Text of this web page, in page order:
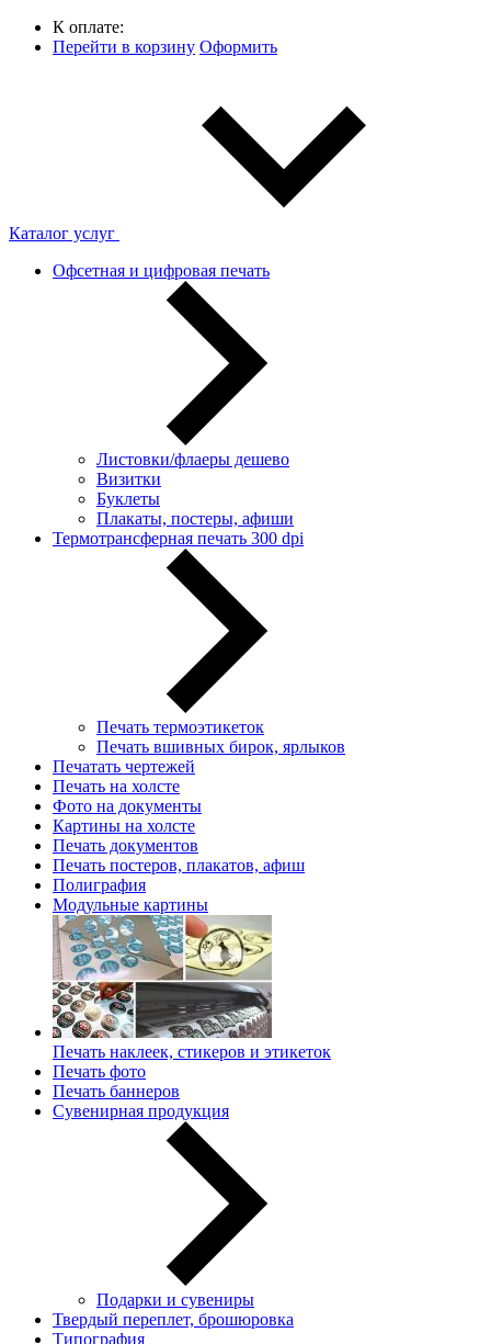
К оплате:
Перейти в корзину Оформить
Каталог услуг
Офсетная и цифровая печать
Листовки/флаеры дешево
Визитки
Буклеты
Плакаты, постеры, афиши
Термотрансферная печать 300 dpi
Печать термоэтикеток
Печать вшивных бирок, ярлыков
Печатать чертежей
Печать на холсте
Фото на документы
Картины на холсте
Печать документов
Печать постеров, плакатов, афиш
Полиграфия
Модульные картины
Печать наклеек, стикеров и этикеток
Печать фото
Печать баннеров
Сувенирная продукция
Подарки и сувениры
Твердый переплет, брошюровка
Типография